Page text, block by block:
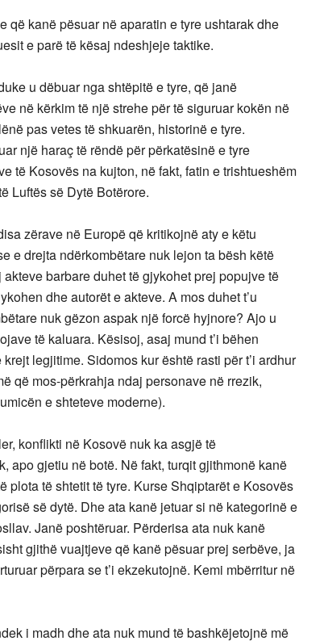
që kanë pësuar në aparatin e tyre ushtarak dhe
e parë të kësaj ndeshjeje taktike.
u dëbuar nga shtëpitë e tyre, që janë
në kërkim të një strehe për të siguruar kokën në
pas vetes të shkuarën, historinë e tyre.
një haraç të rëndë për përkatësinë e tyre
të Kosovës na kujton, në fakt, fatin e trishtueshëm
Luftës së Dytë Botërore.
zërave në Europë që kritikojnë aty e këtu
e drejta ndërkombëtare nuk lejon ta bësh këtë
barbare duhet të gjykohet prej popujve të
dhe autorët e akteve. A mos duhet t’u
nuk gëzon aspak një forcë hyjnore? Ajo u
të kaluara. Kësisoj, asaj mund t’i bëhen
legjitime. Sidomos kur është rasti për t’i ardhur
që mos-përkrahja ndaj personave në rrezik,
e shteteve moderne).
konflikti në Kosovë nuk ka asgjë të
apo gjetiu në botë. Në fakt, turqit gjithmonë kanë
plota të shtetit të tyre. Kurse Shqiptarët e Kosovës
së dytë. Dhe ata kanë jetuar si në kategorinë e
Janë poshtëruar. Përderisa ata nuk kanë
gjithë vuajtjeve që kanë pësuar prej serbëve, ja
përpara se t’i ekzekutojnë. Kemi mbërritur në
i madh dhe ata nuk mund të bashkëjetojnë më